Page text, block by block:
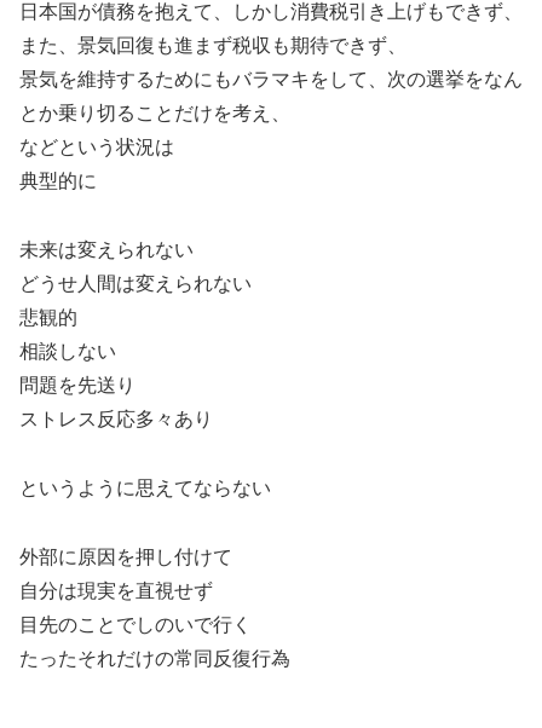
日本国が債務を抱えて、しかし消費税引き上げもできず、
また、景気回復も進まず税収も期待できず、
景気を維持するためにもバラマキをして、次の選挙をなん
とか乗り切ることだけを考え、
などという状況は
典型的に
未来は変えられない
どうせ人間は変えられない
悲観的
相談しない
問題を先送り
ストレス反応多々あり
というように思えてならない
外部に原因を押し付けて
自分は現実を直視せず
目先のことでしのいで行く
たったそれだけの常同反復行為